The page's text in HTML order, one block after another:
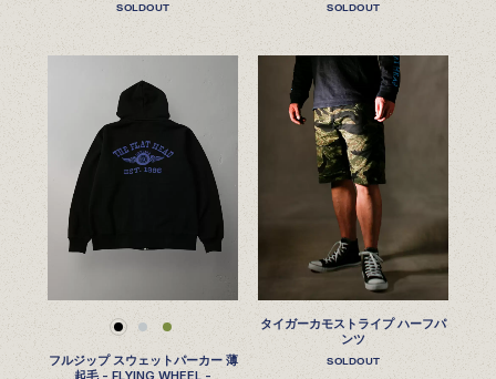
SOLDOUT SOLDOUT
フルジップ スウェットパーカー 薄
起毛 - FLYING WHEEL -
タイガーカモストライプ ハーフパ
ンツ
SOLDOUT